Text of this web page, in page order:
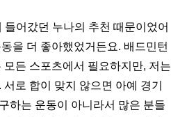
어갔던 누나의 추천 때문이었어
을 더 좋아했었거든요. 배드민턴
모든 스포츠에서 필요하지만, 저는
로 합이 맞지 않으면 아예 경기
하는 운동이 아니라서 많은 분들